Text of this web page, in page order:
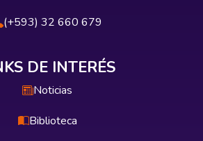
(+593) 32 660 679
DE INTERÉS
Noticias
Biblioteca